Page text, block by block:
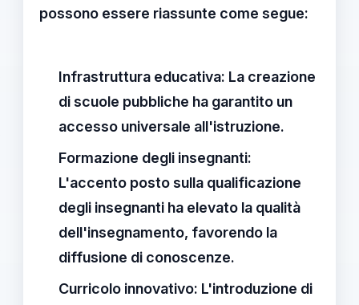
possono essere riassunte come segue:
Infrastruttura educativa: La creazione
di scuole pubbliche ha garantito un
accesso universale all'istruzione.
Formazione degli insegnanti:
L'accento posto sulla qualificazione
degli insegnanti ha elevato la qualità
dell'insegnamento, favorendo la
diffusione di conoscenze.
Curricolo innovativo: L'introduzione di